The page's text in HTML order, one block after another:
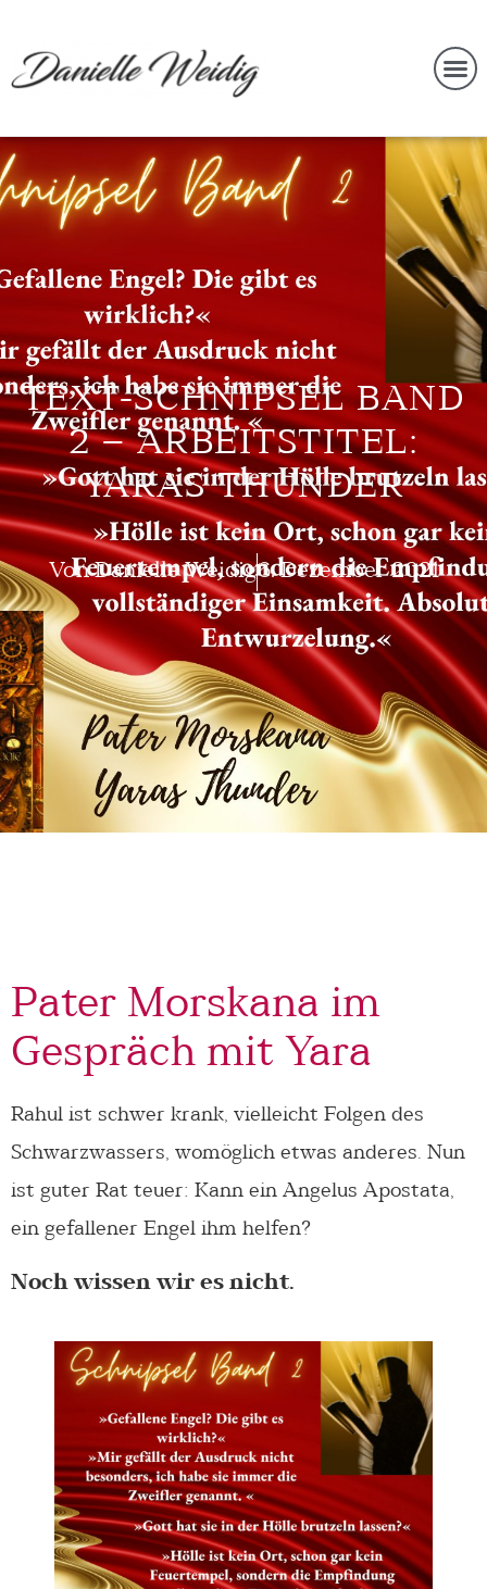
TEXT-SCHNIPSEL BAND
2 – ARBEITSTITEL:
YARAS THUNDER
VonDanielle Weidig6. Dezember 2021
Pater Morskana im
Gespräch mit Yara
Rahul ist schwer krank, vielleicht Folgen des
Schwarzwassers, womöglich etwas anderes. Nun
ist guter Rat teuer: Kann ein Angelus Apostata,
ein gefallener Engel ihm helfen?
Noch wissen wir es nicht.